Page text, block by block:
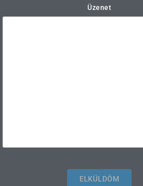
Üzenet
ELKÜLDÖM